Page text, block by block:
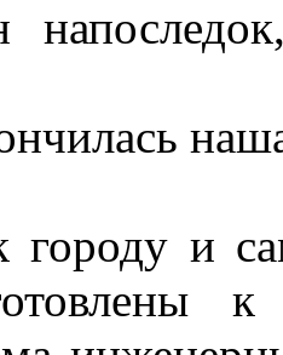
городу и
к